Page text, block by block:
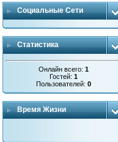
Социальные Сети
Статистика
Онлайн всего:1
Гостей:1
Пользователей:0
Время Жизни